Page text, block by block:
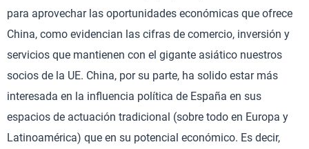
para aprovechar las oportunidades económicas que ofrece
China, como evidencian las cifras de comercio, inversión y
servicios que mantienen con el gigante asiático nuestros
socios de la UE. China, por su parte, ha solido estar más
interesada en la influencia política de España en sus
espacios de actuación tradicional (sobre todo en Europa y
Latinoamérica) que en su potencial económico. Es decir,